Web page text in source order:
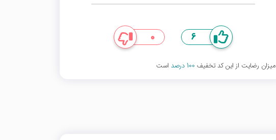
6
0
میزان رضایت از این کد تخفیف 100 درصد است